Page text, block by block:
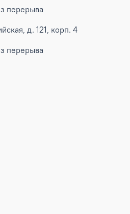
перерыва
д. 121, корп. 4
перерыва